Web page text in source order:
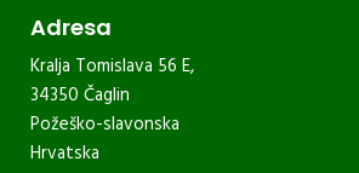
Adresa
Kralja Tomislava 56 E,
34350 Čaglin
Požeško-slavonska
Hrvatska